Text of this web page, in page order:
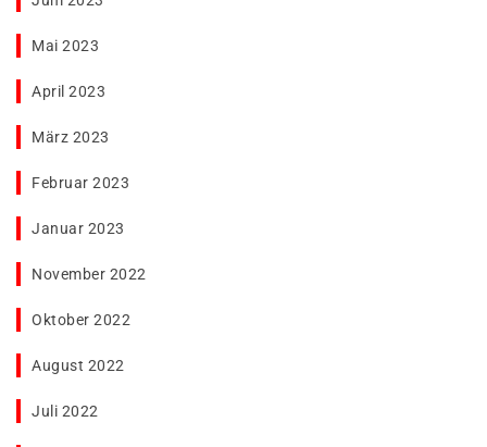
Mai 2023
April 2023
März 2023
Februar 2023
Januar 2023
November 2022
Oktober 2022
August 2022
Juli 2022